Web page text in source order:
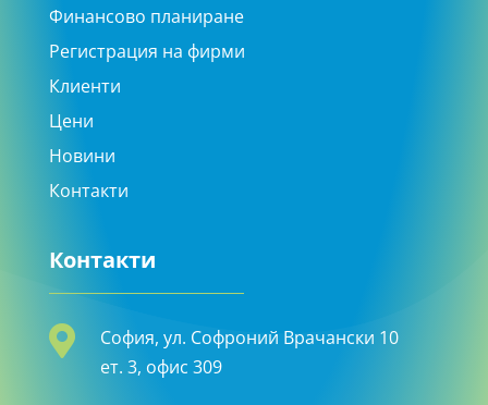
Финансово планиране
Регистрация на фирми
Клиенти
Цени
Новини
Контакти
Контакти

София, ул. Софроний Врачански 10
ет. 3, офис 309